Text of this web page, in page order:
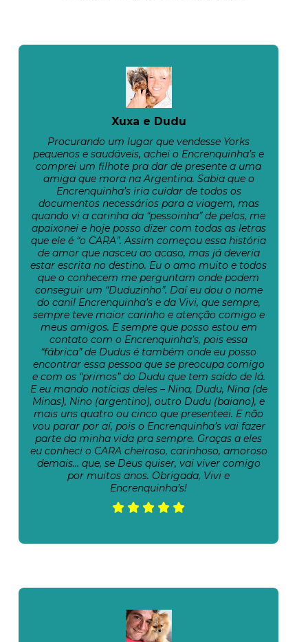
Xuxa e Dudu
Procurando um lugar que vendesse Yorks
pequenos e saudáveis, achei o Encrenquinha’s e
comprei um filhote pra dar de presente a uma
amiga que mora na Argentina. Sabia que o
Encrenquinha’s iria cuidar de todos os
documentos necessários para a viagem, mas
quando vi a carinha da “pessoinha” de pelos, me
apaixonei e hoje posso dizer com todas as letras
que ele é “o CARA”. Assim começou essa história
de amor que nasceu ao acaso, mas já deveria
estar escrita no destino. Eu o amo muito e todos
que o conhecem me perguntam onde podem
conseguir um “Duduzinho”. Daí eu dou o nome
do canil Encrenquinha’s e da Vivi, que sempre,
sempre teve maior carinho e atenção comigo e
meus amigos. E sempre que posso estou em
contato com o Encrenquinha’s, pois essa
“fábrica” de Dudus é também onde eu posso
encontrar essa pessoa que se preocupa comigo
e com os “primos” do Dudu que tem saído de lá.
E eu mando notícias deles – Nina, Dudu, Nina (de
Minas), Nino (argentino), outro Dudu (baiano), e
mais uns quatro ou cinco que presenteei. E não
vou parar por aí, pois o Encrenquinha’s vai fazer
parte da minha vida pra sempre. Graças a eles
eu conheci o CARA cheiroso, carinhoso, amoroso
demais… que, se Deus quiser, vai viver comigo
por muitos anos. Obrigada, Vivi e
Encrenquinha’s!